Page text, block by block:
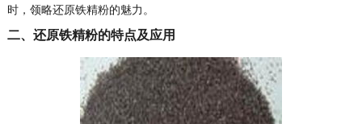
时，领略还原铁精粉的魅力。
二、还原铁精粉的特点及应用